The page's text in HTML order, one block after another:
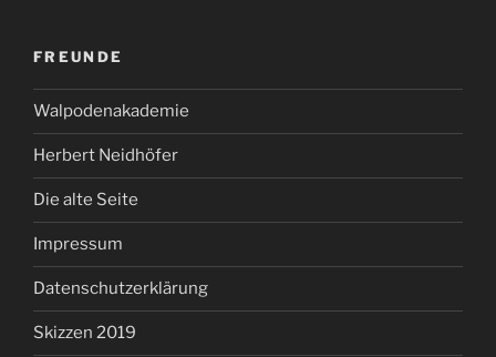
FREUNDE
Walpodenakademie
Herbert Neidhöfer
Die alte Seite
Impressum
Datenschutzerklärung
Skizzen 2019